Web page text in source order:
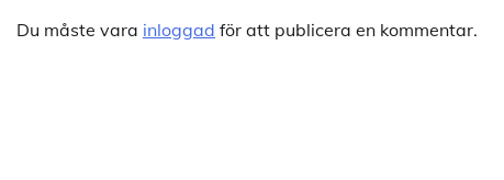
Du måste vara inloggad för att publicera en kommentar.